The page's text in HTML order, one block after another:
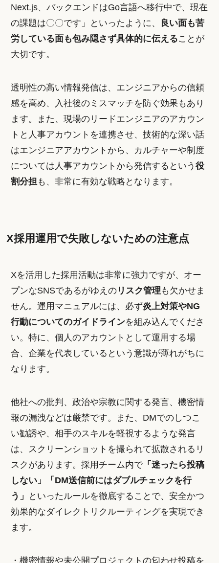
Next.js、バックエンドはGo言語へ移行中で、現在
の課題は〇〇です」といったように、
良い面も苦
労している面も包み隠さず具体的に伝えることが
大切です。
透明性の高い情報発信は、エンジニアからの信頼
感を高め、入社後のミスマッチを防ぐ効果もあり
ます。また、現場のリードエンジニアのアカウン
トと人事アカウントを連携させ、技術的な深い話
はエンジニアアカウントから、カルチャーや制度
については人事アカウントから発信するという役
割分担も、非常に有効な戦略となります。
X採用運用で失敗しないための注意点
Xを活用した採用活動は非常に強力ですが、オー
プンなSNSであるがゆえの リスク管理 も欠かせま
せん。運用マニュアルには、必ず炎上対策やNG
行動についてのガイドラインを組み込んでくださ
い。特に、個人のアカウントとして運用する場
合、企業を代表しているという意識が薄れがちに
なります。
他社への批判、政治や宗教に関する発言、機密情
報の漏洩などは厳禁です。また、DMでのしつこ
い勧誘や、相手のスキルを軽視するような発言
は、スクリーンショットを撮られて拡散されるリ
スクがあります。採用チーム内で「迷ったら投稿
しない」「DM送信前にはダブルチェックを行
う」
といったルールを徹底することで、安全かつ
効果的なダイレクトリクルーティングを実現でき
ます。
・機密情報や未公開プロジェクトの匂わせ投稿を